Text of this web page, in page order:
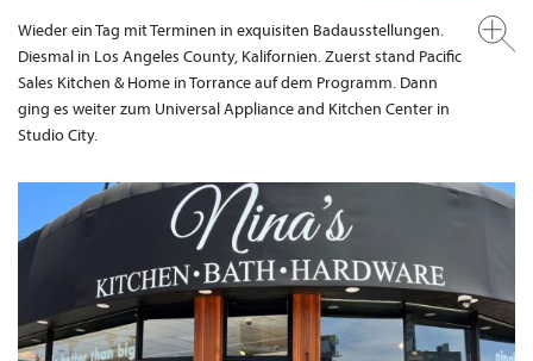
Wieder ein Tag mit Terminen in exquisiten Badausstellungen.
Diesmal in Los Angeles County, Kalifornien. Zuerst stand Pacific
Sales Kitchen & Home in Torrance auf dem Programm. Dann
ging es weiter zum Universal Appliance and Kitchen Center in
Studio City.